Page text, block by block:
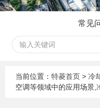
常见
当前位置： 特菱首页 > 冷
空调等领域中的应用场景,